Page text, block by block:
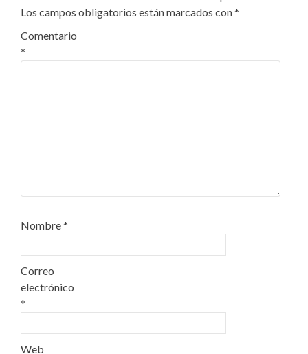
Los campos obligatorios están marcados con*
Comentario
*
Nombre*
Correo
electrónico
*
Web